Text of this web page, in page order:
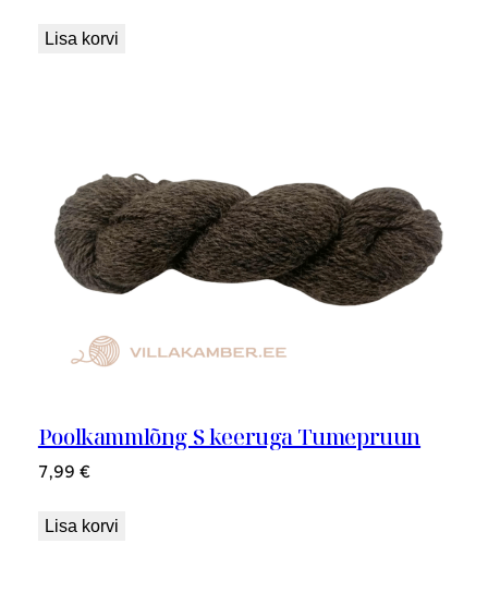
Lisa korvi
Poolkammlõng S keeruga Tumepruun
7,99 €
Lisa korvi